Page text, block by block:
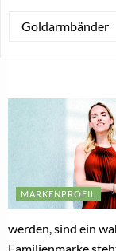
Goldarmbänder
MARKENPROFIL
werden, sind ein